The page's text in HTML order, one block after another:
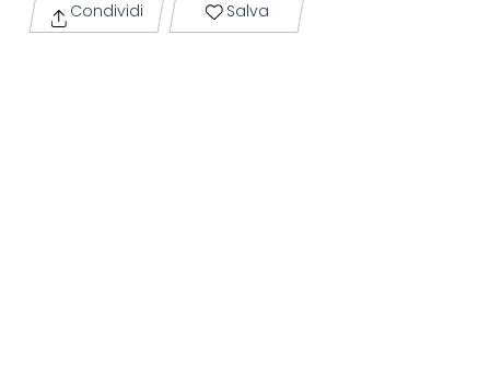
Condividi Salva